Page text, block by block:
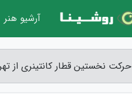
حرکت نخستین قطار کانتینری از
آرشیو هنر